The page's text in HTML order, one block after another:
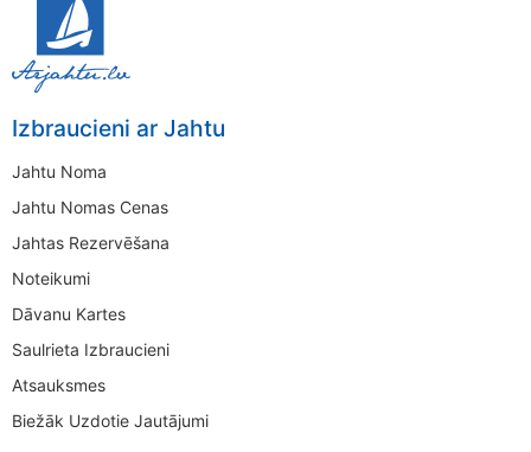
Izbraucieni ar Jahtu
Jahtu Noma
Jahtu Nomas Cenas
Jahtas Rezervēšana
Noteikumi
Dāvanu Kartes
Saulrieta Izbraucieni
Atsauksmes
Biežāk Uzdotie Jautājumi